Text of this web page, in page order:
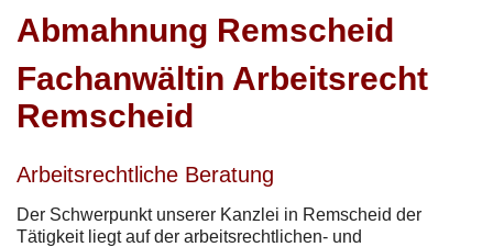
Abmahnung Remscheid
Fachanwältin Arbeitsrecht
Remscheid
Arbeitsrechtliche Beratung
Der Schwerpunkt unserer Kanzlei in Remscheid der
Tätigkeit liegt auf der arbeitsrechtlichen- und